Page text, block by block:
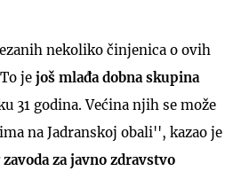
nekoliko činjenica o ovih
je još mlađa dobna skupina
31 godina. Većina njih se može
na Jadranskoj obali'', kazao je
za javno zdravstvo